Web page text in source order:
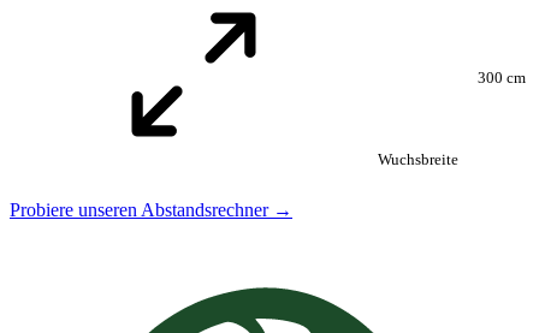
Wuchsbreite
300 cm
Probiere unseren Abstandsrechner →